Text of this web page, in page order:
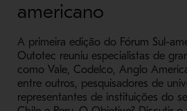
americano
A primeira edição do Fórum Sul-
Outotec reuniu especialistas de
como Vale, Codelco, Anglo
entre outros, pesquisadores de
representantes de instituições do